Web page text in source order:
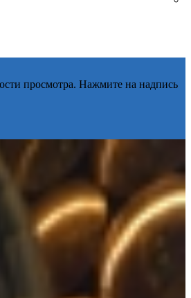
просмотра. Нажмите на надпись